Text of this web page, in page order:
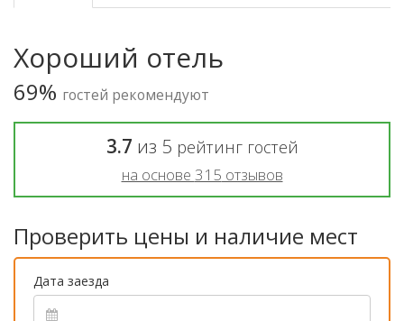
Хороший отель
69% гостей рекомендуют
3.7 из 5 рейтинг гостей
на основе 315 отзывов
Проверить цены и наличие мест
Дата заезда